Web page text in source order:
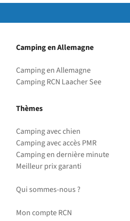
Camping en Allemagne
Camping en Allemagne
Camping RCN Laacher See
Thèmes
Camping avec chien
Camping avec accès PMR
Camping en dernière minute
Meilleur prix garanti
Qui sommes-nous ?
Mon compte RCN